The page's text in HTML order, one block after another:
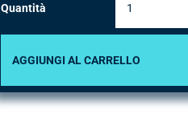
Quantità
AGGIUNGI AL CARRELLO